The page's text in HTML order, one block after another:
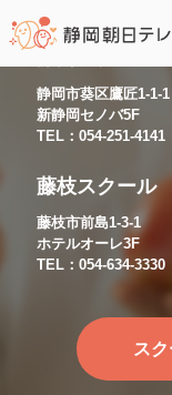
静岡市葵区鷹匠1-1-1
新静岡セノバ5F
TEL：054-251-4141
藤枝スクール
藤枝市前島1-3-1
ホテルオーレ3F
TEL：054-634-3330
ス